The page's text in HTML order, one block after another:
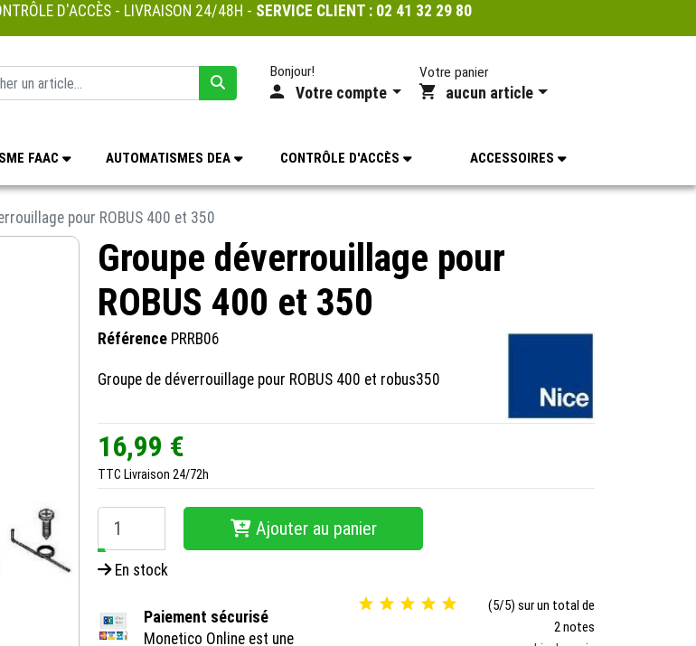
D'ACCÈS - LIVRAISON 24/48H - SERVICE CLIENT : 02 41 32 29 80
Bonjour!
Votre compte
Votre panier
aucun article
FAAC AUTOMATISMES DEA CONTRÔLE D'ACCÈS ACCESSOIRES
pour ROBUS 400 et 350
Groupe déverrouillage pour
ROBUS 400 et 350
Référence PRRB06
Groupe de déverrouillage pour ROBUS 400 et robus350
16,99 €
TTC Livraison 24/72h
−
Ajouter au panier
En stock
Paiement sécurisé
Monetico Online est une
    
(5/5) sur un total de
2 notes